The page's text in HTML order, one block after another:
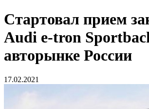
Стартовал прием
Audi e-tron
авторынке России
17.02.2021